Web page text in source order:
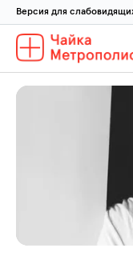
Версия для